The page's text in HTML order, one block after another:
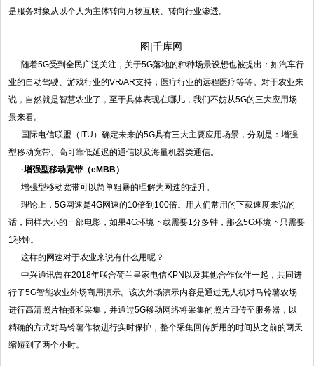
是服务对象从以个人为主体转向万物互联、转向行业渗透。
图|千库网
随着5G受到全民广泛关注，关于5G落地的种种场景设想也被提出：如汽车行
业的自动驾驶、游戏行业的VR/AR支持；医疗行业的远程医疗等等。对于农业来
说，自然就是智慧农业了，至于具体表现在哪儿，我们不妨从5G的三大应用场
景来看。
国际电信联盟（ITU）确定未来的5G具有三大主要应用场景，分别是：增强
型移动宽带、高可靠低延迟的通信以及海量机器类通信。
·增强型移动宽带（eMBB）
增强型移动宽带可以简单粗暴的理解为网速的提升。
理论上，5G网速是4G网速的10倍到100倍。用人们常用的下载速度来说的
话，同样大小的一部电影，如果4G环境下载需要1分多钟，那么5G环境下只需要
1秒钟。
这样的网速对于农业来说有什么用呢？
中兴通讯曾在2018年联合荷兰皇家电信KPN以及其他合作伙伴一起，共同进
行了5G智能农业外场商用演示。该次外场演示内容是通过无人机对马铃薯农场
进行高清照片拍摄和采集，并通过5G移动网络将采集的照片回传至服务器，以
精确的方式对马铃薯作物进行实时保护，整个采集回传所用的时间从之前的两天
缩短到了两个小时。